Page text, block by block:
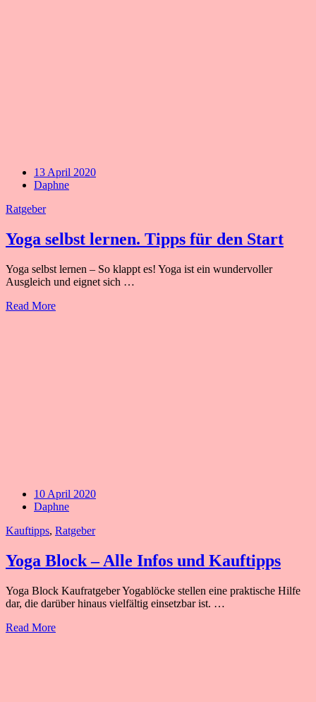
13 April 2020
Daphne
Ratgeber
Yoga selbst lernen. Tipps für den Start
Yoga selbst lernen – So klappt es! Yoga ist ein wundervoller
Ausgleich und eignet sich …
Read More
10 April 2020
Daphne
Kauftipps, Ratgeber
Yoga Block – Alle Infos und Kauftipps
Yoga Block Kaufratgeber Yogablöcke stellen eine praktische Hilfe
dar, die darüber hinaus vielfältig einsetzbar ist. …
Read More